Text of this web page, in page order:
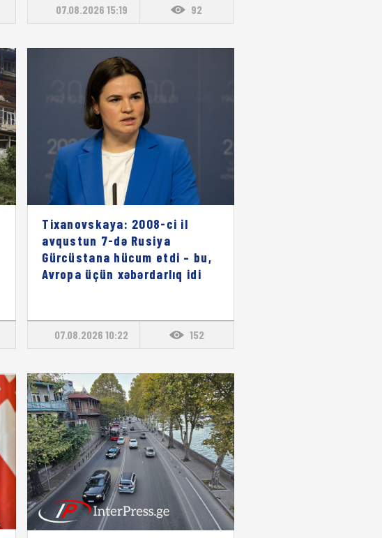
07.08.2026 15:19 92
Tixanovskaya: 2008-ci il
avqustun 7-də Rusiya
Gürcüstana hücum etdi – bu,
Avropa üçün xəbərdarlıq idi
07.08.2026 10:22 152